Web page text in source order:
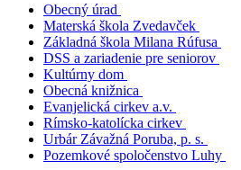
Obecný úrad
Materská škola Zvedavček
Základná škola Milana Rúfusa
DSS a zariadenie pre seniorov
Kultúrny dom
Obecná knižnica
Evanjelická cirkev a.v.
Rímsko-katolícka cirkev
Urbár Závažná Poruba, p. s.
Pozemkové spoločenstvo Luhy